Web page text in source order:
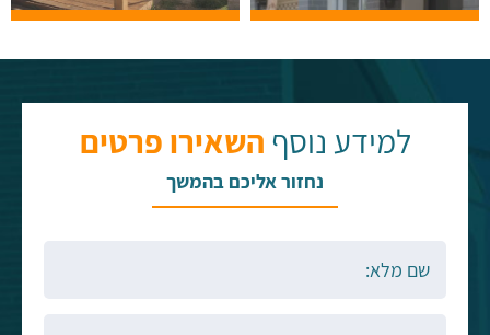
למידע נוסף השאירו פרטים
נחזור אליכם בהמשך